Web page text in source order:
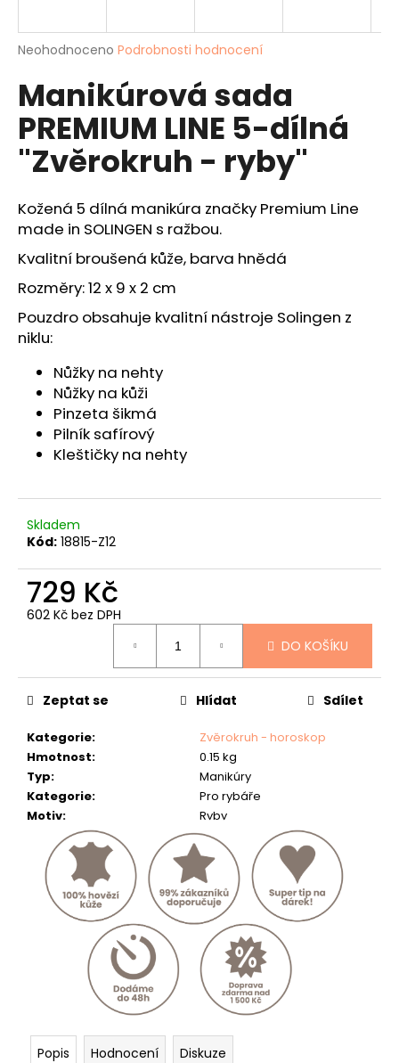
Průměrné
produktu
je
0,0
5
hvězdiček.
Neohodnoceno Podrobnosti hodnocení
Manikúrová sada
PREMIUM LINE 5-dílná
"Zvěrokruh - ryby"
Kožená 5 dílná manikúra značky Premium Line
made in SOLINGEN s ražbou.
Kvalitní broušená kůže, barva hnědá
Rozměry: 12 x 9 x 2 cm
Pouzdro obsahuje kvalitní nástroje Solingen z
niklu:
Nůžky na nehty
Nůžky na kůži
Pinzeta šikmá
Pilník safírový
Kleštičky na nehty
Skladem
Kód: 18815-Z12
729 Kč
602 Kč bez DPH
DO KOŠÍKU
Kategorie:
Zvěrokruh - horoskop
Hmotnost:
0.15 kg
Typ:
Manikúry
Kategorie:
Pro rybáře
Motiv: Ryby
Zeptat se Hlídat Sdílet
Popis Hodnocení Diskuze
j
t
?
HLEDAT
D
p
o
e
KOŽENÝ
PÁSEK
"JAWA"
634
Kč